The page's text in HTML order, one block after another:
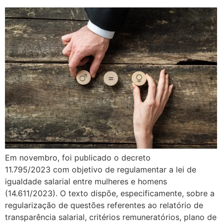
Em novembro, foi publicado o decreto
11.795/2023 com objetivo de regulamentar a lei de
igualdade salarial entre mulheres e homens
(14.611/2023). O texto dispõe, especificamente, sobre a
regularização de questões referentes ao relatório de
transparência salarial, critérios remuneratórios, plano de